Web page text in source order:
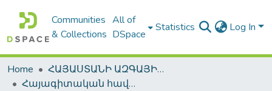
Communities
& Collections
All of
DSpace
Statistics Log In
Home
ՀԱՅԱՍՏԱՆԻ ԱԶԳԱՅԻՆ ԳՐԱԴԱՐԱՆԻ ԹՎԱՅԻՆ ՊԱՀՈՑ / DIGITAL REPOSITORY OF NLA
Հայագիտական հավաքածու / Armenica